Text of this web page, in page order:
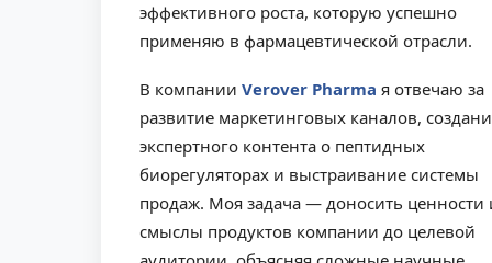
эффективного роста, которую успешно
применяю в фармацевтической отрасли.
В компании Verover Pharma я отвечаю за
развитие маркетинговых каналов,
экспертного контента о пептидных
биорегуляторах и выстраивание системы
продаж. Моя задача — доносить ценности
смыслы продуктов компании до целевой